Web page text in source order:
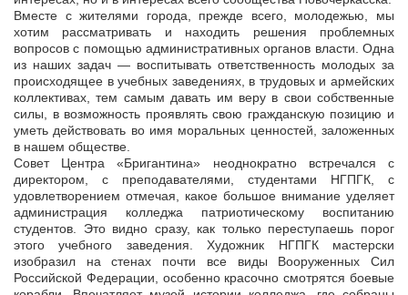
Вместе с жителями города, прежде всего, молодежью, мы
хотим рассматривать и находить решения проблемных
вопросов с помощью административных органов власти. Одна
из наших задач — воспитывать ответственность молодых за
происходящее в учебных заведениях, в трудовых и армейских
коллективах, тем самым давать им веру в свои собственные
силы, в возможность проявлять свою гражданскую позицию и
уметь действовать во имя моральных ценностей, заложенных
в нашем обществе.
Совет Центра «Бригантина» неоднократно встречался с
директором, с преподавателями, студентами НГПГК, с
удовлетворением отмечая, какое большое внимание уделяет
администрация колледжа патриотическому воспитанию
студентов. Это видно сразу, как только переступаешь порог
этого учебного заведения. Художник НГПГК мастерски
изобразил на стенах почти все виды Вооруженных Сил
Российской Федерации, особенно красочно смотрятся боевые